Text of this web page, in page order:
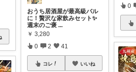
おうち居酒屋が最高級バル
に！贅沢な家飲みセット✨
週末のご褒 ...
￥ 3,280
0 2 41
コレ いいね
0